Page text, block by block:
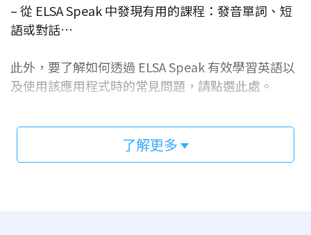
– 從 ELSA Speak 中發現有用的課程：發音單詞、短
語或對話…
此外，要了解如何透過 ELSA Speak 有效學習英語以
及使用該應用程式時的常見問題，請點選此處。
了解更多